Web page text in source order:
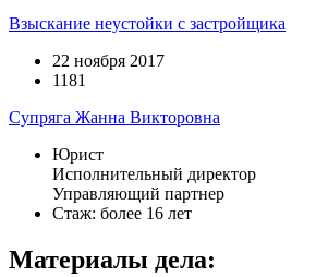
Взыскание неустойки с застройщика
22 ноября 2017
1181
Супряга Жанна Викторовна
Юрист
Исполнительный директор
Управляющий партнер
Стаж: более 16 лет
Материалы дела: